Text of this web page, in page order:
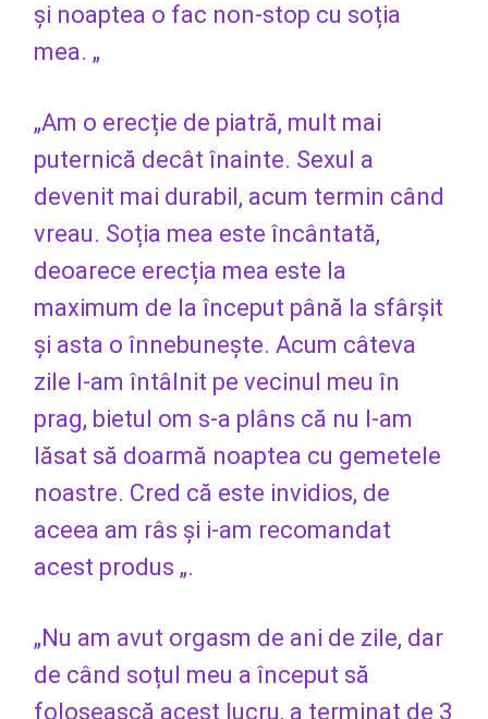
și noaptea o fac non-stop cu soția
mea. „
„Am o erecție de piatră, mult mai
puternică decât înainte. Sexul a
devenit mai durabil, acum termin când
vreau. Soția mea este încântată,
deoarece erecția mea este la
maximum de la început până la sfârșit
și asta o înnebunește. Acum câteva
zile l-am întâlnit pe vecinul meu în
prag, bietul om s-a plâns că nu l-am
lăsat să doarmă noaptea cu gemetele
noastre. Cred că este invidios, de
aceea am râs și i-am recomandat
acest produs „.
„Nu am avut orgasm de ani de zile, dar
de când soțul meu a început să
folosească acest lucru, a terminat de 3